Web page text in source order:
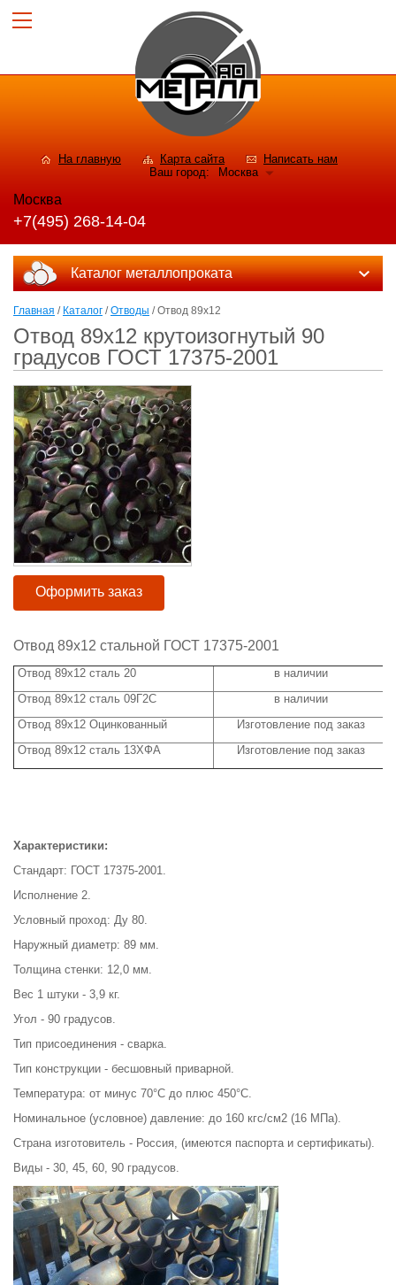
На главную Карта сайта
Написать нам
Ваш город:
Москва
Москва
+7(495) 268-14-04
Каталог металлопроката
Главная / Каталог /Отводы / Отвод 89х12
Отвод 89х12 крутоизогнутый 90
градусов ГОСТ 17375-2001
Оформить заказ
Отвод 89х12 стальной ГОСТ 17375-2001
Отвод 89х12 сталь 20 в наличии
Отвод 89х12 сталь 09Г2С
в наличии
Отвод 89х12 Оцинкованный
Изготовление под заказ
Отвод 89х12 сталь 13ХФА
Изготовление под заказ
Характеристики:
Стандарт: ГОСТ 17375-2001.
Исполнение 2.
Условный проход: Ду 80.
Наружный диаметр: 89 мм.
Толщина стенки: 12,0 мм.
Вес 1 штуки - 3,9 кг.
Угол - 90 градусов.
Тип присоединения - сварка.
Тип конструкции - бесшовный приварной.
Температура: от минус 70°С до плюс 450°С.
Номинальное (условное) давление: до 160 кгс/см2 (16 МПа).
Страна изготовитель - Россия, (имеются паспорта и сертификаты).
Виды - 30, 45, 60, 90 градусов.